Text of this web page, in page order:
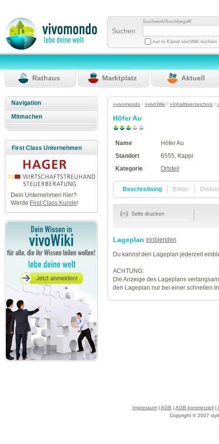
Suchen
Suchwort/Suchbegriff
nur in Kanal vivoWiki suchen
Rathaus Marktplatz Aktuell
Navigation
Mitmachen
First Class Unternehmen
Dein Unternehmen hier?
Werde First Class Kunde!
»vivomondo / »vivoWiki/ »Inhaltsverzeichnis/
Höfer Au
Name
Höfer Au
Standort
6555, Kappl
Kategorie
Ortsteil
Beschreibung Bilder
Seite drucken
Lageplan einblenden
Du kannst den Lageplan jederzeit
ACHTUNG:
Die Anzeige des Lageplans
den Lageplan nur bei einer schnellen
Impressum| AGB | AGB kommerziell|
Copyright © 2007